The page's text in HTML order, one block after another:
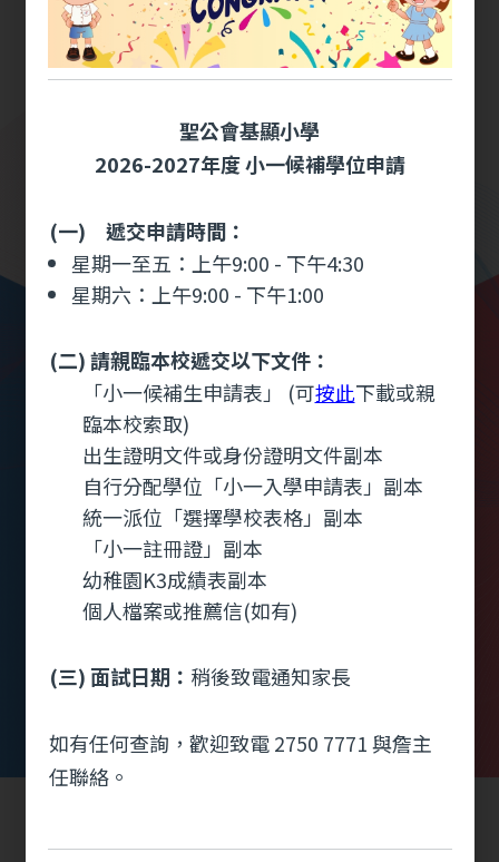
瀏覽更多 +
校園剪影 學校影片
聖公會基顯小學
2026-2027年度小一候補學位申請
(一) 遞交申請時間：
星期一至五：上午9:00 - 下午4:30
星期六：上午9:00 - 下午1:00
(二) 請親臨本校遞交以下文件：
「小一候補生申請表」 (可按此下載或親
臨本校索取)
出生證明文件或身份證明文件副本
自行分配學位「小一入學申請表」副本
統一派位「選擇學校表格」副本
「小一註冊證」副本
幼稚園K3成績表副本
個人檔案或推薦信(如有)
(三) 面試日期： 稍後致電通知家長
如有任何查詢，歡迎致電 2750 7771 與詹主
任聯絡。